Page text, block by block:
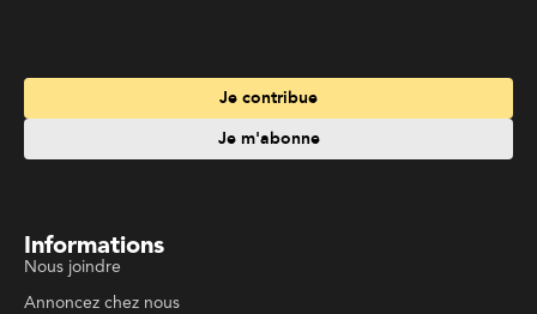
Je contribue
Je m'abonne
Informations
Nous joindre
Annoncez chez nous